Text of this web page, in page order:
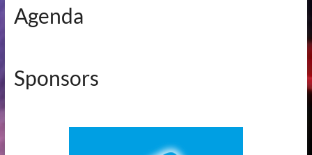
Agenda
Sponsors